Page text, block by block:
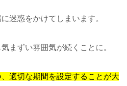
迷惑をかけてしまいます。
まずい雰囲気が続くことに。
適切な期間を設定することが大